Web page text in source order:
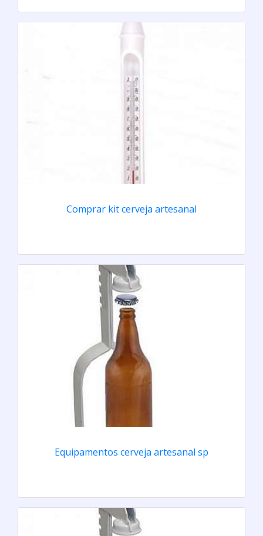
Comprar kit cerveja artesanal
Equipamentos cerveja artesanal sp